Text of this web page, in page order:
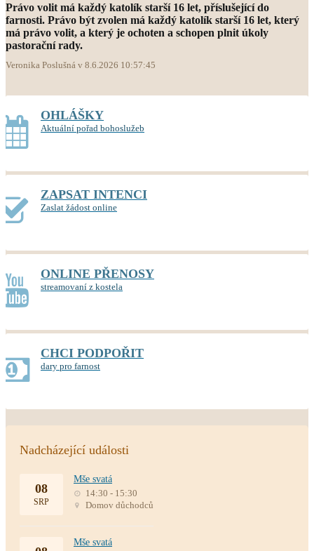
Právo volit má každý katolík starší 16 let, příslušející do
farnosti. Právo být zvolen má každý katolík starší 16 let, který
má právo volit, a který je ochoten a schopen plnit úkoly
pastorační rady.
Veronika Poslušná v 8.6.2026 10:57:45
OHLÁŠKY
Aktuální pořad bohoslužeb
ZAPSAT INTENCI
Zaslat žádost online
ONLINE PŘENOSY
streamovaní z kostela
CHCI PODPOŘIT
dary pro farnost
Nadcházející události
08
SRP
Mše svatá
14:30 - 15:30
Domov důchodců
Mše svatá